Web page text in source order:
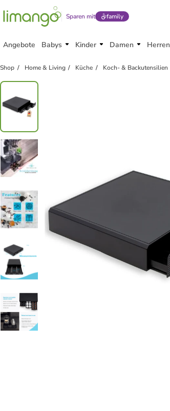
Sparen mit family
Angebote Babys Kinder Damen Herren
Shop Home & Living Küche Koch- & Backutensilien